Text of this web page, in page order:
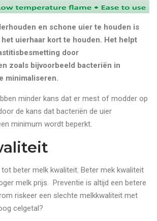
en schone uier te houden is
uierhaar kort te houden. Het helpt
door
zoals bijvoorbeeld bacteriën in
minimaliseren.
minder kans dat er mest of modder op
de kans dat bacteriën de uier
minimum wordt beperkt.
tot beter melk kwaliteit. Beter mek kwaliteit
melk prijs. Preventie is altijd een betere
riskeer een slechte melkkwaliteit met
celgetal?